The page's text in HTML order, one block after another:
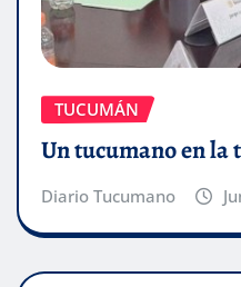
TUCUMÁN
Un tucumano en la
Diario Tucumano